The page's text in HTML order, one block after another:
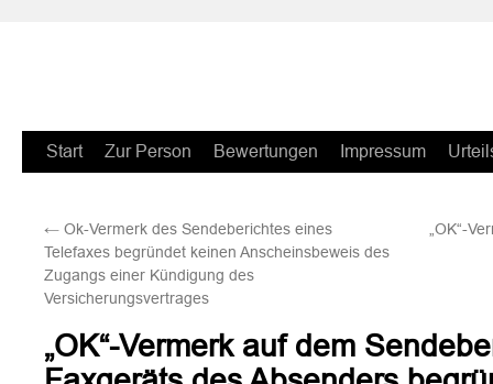
Zum
springen
Start Zur Person Bewertungen Impressum
← Ok-Vermerk des Sendeberichtes eines
Telefaxes begründet keinen Anscheinsbeweis des
Zugangs einer Kündigung des
Versicherungsvertrages
„OK“-
„OK“-Vermerk auf dem